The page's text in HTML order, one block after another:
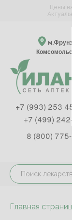
Цены
+7 (993) 253
+7 (499) 242-
8 (800)
Главная